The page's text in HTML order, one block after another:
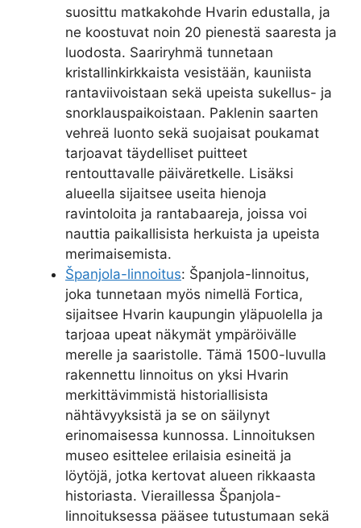
suosittu matkakohde Hvarin edustalla, ja
ne koostuvat noin 20 pienestä saaresta ja
luodosta. Saariryhmä tunnetaan
kristallinkirkkaista vesistään, kauniista
rantaviivoistaan sekä upeista sukellus- ja
snorklauspaikoistaan. Paklenin saarten
vehreä luonto sekä suojaisat poukamat
tarjoavat täydelliset puitteet
rentouttavalle päiväretkelle. Lisäksi
alueella sijaitsee useita hienoja
ravintoloita ja rantabaareja, joissa voi
nauttia paikallisista herkuista ja upeista
merimaisemista.
Španjola-linnoitus: Španjola-linnoitus,
joka tunnetaan myös nimellä Fortica,
sijaitsee Hvarin kaupungin yläpuolella ja
tarjoaa upeat näkymät ympäröivälle
merelle ja saaristolle. Tämä 1500-luvulla
rakennettu linnoitus on yksi Hvarin
merkittävimmistä historiallisista
nähtävyyksistä ja se on säilynyt
erinomaisessa kunnossa. Linnoituksen
museo esittelee erilaisia esineitä ja
löytöjä, jotka kertovat alueen rikkaasta
historiasta. Vieraillessa Španjola-
linnoituksessa pääsee tutustumaan sekä